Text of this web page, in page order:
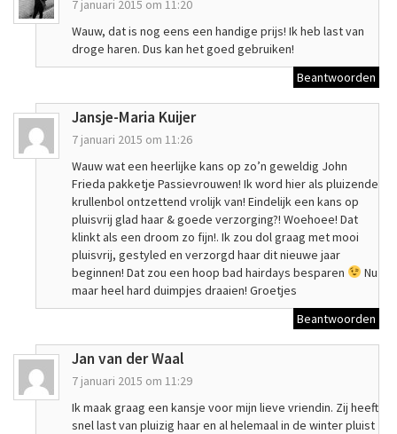
7 januari 2015 om 11:20
Wauw, dat is nog eens een handige prijs! Ik heb last van
droge haren. Dus kan het goed gebruiken!
Beantwoorden
Jansje-Maria Kuijer
7 januari 2015 om 11:26
Wauw wat een heerlijke kans op zo’n geweldig John
Frieda pakketje Passievrouwen! Ik word hier als pluizende
krullenbol ontzettend vrolijk van! Eindelijk een kans op
pluisvrij glad haar & goede verzorging?! Woehoee! Dat
klinkt als een droom zo fijn!. Ik zou dol graag met mooi
pluisvrij, gestyled en verzorgd haar dit nieuwe jaar
beginnen! Dat zou een hoop bad hairdays besparen
Nu
maar heel hard duimpjes draaien! Groetjes
Beantwoorden
Jan van der Waal
7 januari 2015 om 11:29
Ik maak graag een kansje voor mijn lieve vriendin. Zij heeft
snel last van pluizig haar en al helemaal in de winter pluist